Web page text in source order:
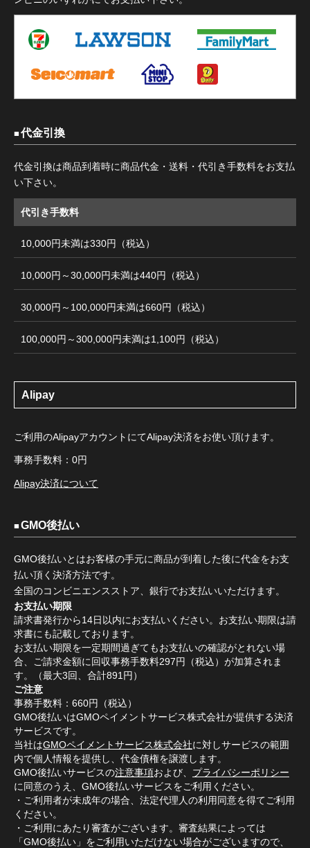
代金引換
代金引換は商品到着時に商品代金・送料・代引き手数料をお支払
い下さい。
代引き手数料
10,000円未満は330円（税込）
10,000円～30,000円未満は440円（税込）
30,000円～100,000円未満は660円（税込）
100,000円～300,000円未満は1,100円（税込）
Alipay
ご利用のAlipayアカウントにてAlipay決済をお使い頂けます。
事務手数料：0円
Alipay決済について
GMO後払い
GMO後払いとはお客様の手元に商品が到着した後に代金をお支
払い頂く決済方法です。
全国のコンビニエンスストア、銀行でお支払いいただけます。
お支払い期限
請求書発行から14日以内にお支払いください。お支払い期限は請
求書にも記載しております。
お支払い期限を一定期間過ぎてもお支払いの確認がとれない場
合、ご請求金額に回収事務手数料297円（税込）が加算されま
す。（最大3回、合計891円）
ご注意
事務手数料：660円（税込）
GMO後払いはGMOペイメントサービス株式会社が提供する決済
サービスです。
当社はGMOペイメントサービス株式会社に対しサービスの範囲
内で個人情報を提供し、代金債権を譲渡します。
GMO後払いサービスの注意事項および、 プライバシーポリシー
に同意のうえ、GMO後払いサービスをご利用ください。
・ご利用者が未成年の場合、法定代理人の利用同意を得てご利用
ください。
・ご利用にあたり審査がございます。審査結果によっては
「GMO後払い」をご利用いただけない場合がございますので、